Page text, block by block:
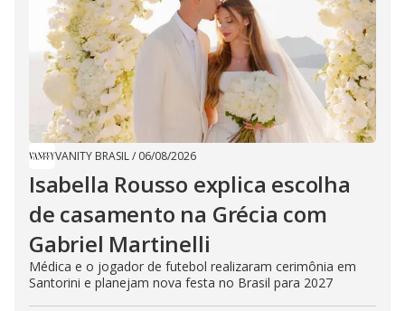
VANITY BRASIL/ 06/08/2026
Isabella Rousso explica escolha
de casamento na Grécia com
Gabriel Martinelli
Médica e o jogador de futebol realizaram cerimônia em
Santorini e planejam nova festa no Brasil para 2027